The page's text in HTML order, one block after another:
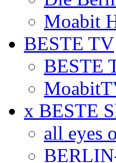
Moabit
BESTE TV
BESTE
x BESTE
all eyes